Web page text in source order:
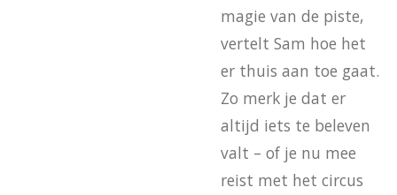
magie van de piste,
vertelt Sam hoe het
er thuis aan toe gaat.
Zo merk je dat er
altijd iets te beleven
valt – of je nu mee
reist met het circus